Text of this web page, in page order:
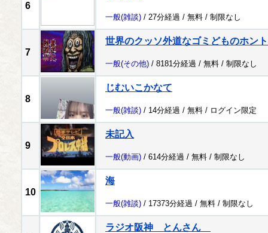
6
一般(雑談) / 27分経過 / 無料 / 制限なし
7
世界のクッソ外道なゴミどものホン
一般(その他) / 8181分経過 / 無料 / 制限なし
8
じむいこかなて
一般(雑談) / 14分経過 / 無料 / ログイン限定
9
未記入
一般(動画) / 614分経過 / 無料 / 制限なし
10
海
一般(雑談) / 17373分経過 / 無料 / 制限なし
ラジオ阪神 とんさん